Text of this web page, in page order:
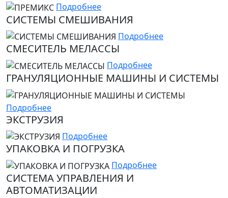
Подробнее
СИСТЕМЫ СМЕШИВАНИЯ
Подробнее
СМЕСИТЕЛЬ МЕЛАССЫ
Подробнее
ГРАНУЛЯЦИОННЫЕ МАШИНЫ И СИСТЕМЫ
Подробнее
ЭКСТРУЗИЯ
Подробнее
УПАКОВКА И ПОГРУЗКА
Подробнее
СИСТЕМА УПРАВЛЕНИЯ И
АВТОМАТИЗАЦИИ